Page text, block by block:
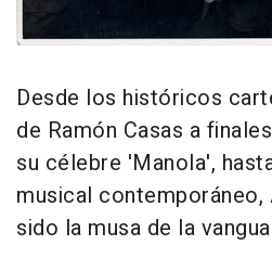
Desde los históricos
de Ramón Casas a
su célebre 'Manola',
musical contemporáneo,
sido la musa de la